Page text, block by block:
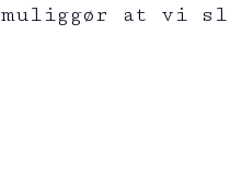
muliggør at vi